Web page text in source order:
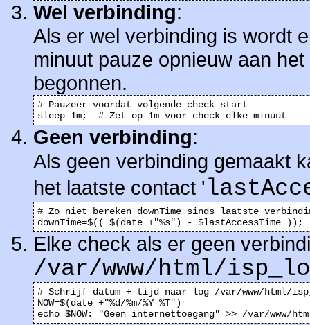
Wel verbinding:
Als er wel verbinding is wordt
minuut pauze opnieuw aan
begonnen.
# Pauzeer voordat volgende check start
sleep 1m;  # Zet op 1m voor check elke minuut
Geen verbinding:
Als geen verbinding gemaakt
het laatste contact '
# Zo niet bereken downTime sinds laatste
downTime=$(( $(date +"%s") - $lastAccessTime ));
Elke check als er geen
/var/www/html/
# Schrijf datum + tijd naar log /var/www/html/
NOW=$(date +"%d/%m/%Y %T")
echo $NOW: "Geen internettoegang" >> /var/www/